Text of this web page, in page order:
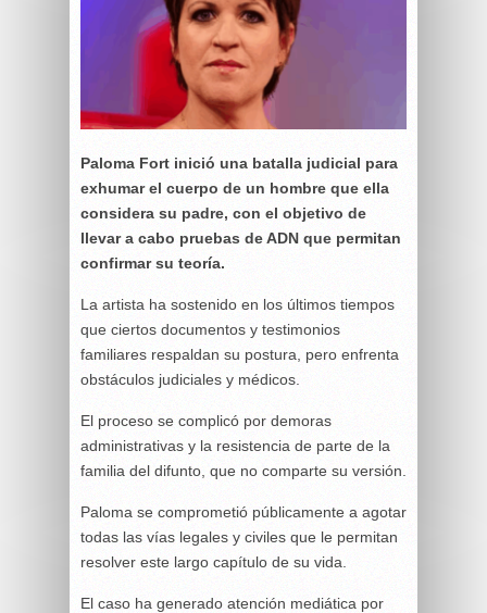
Paloma Fort inició una batalla judicial para
exhumar el cuerpo de un hombre que ella
considera su padre, con el objetivo de
llevar a cabo pruebas de ADN que permitan
confirmar su teoría.
La artista ha sostenido en los últimos tiempos
que ciertos documentos y testimonios
familiares respaldan su postura, pero enfrenta
obstáculos judiciales y médicos.
El proceso se complicó por demoras
administrativas y la resistencia de parte de la
familia del difunto, que no comparte su versión.
Paloma se comprometió públicamente a agotar
todas las vías legales y civiles que le permitan
resolver este largo capítulo de su vida.
El caso ha generado atención mediática por